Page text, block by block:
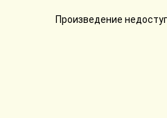
Произведение